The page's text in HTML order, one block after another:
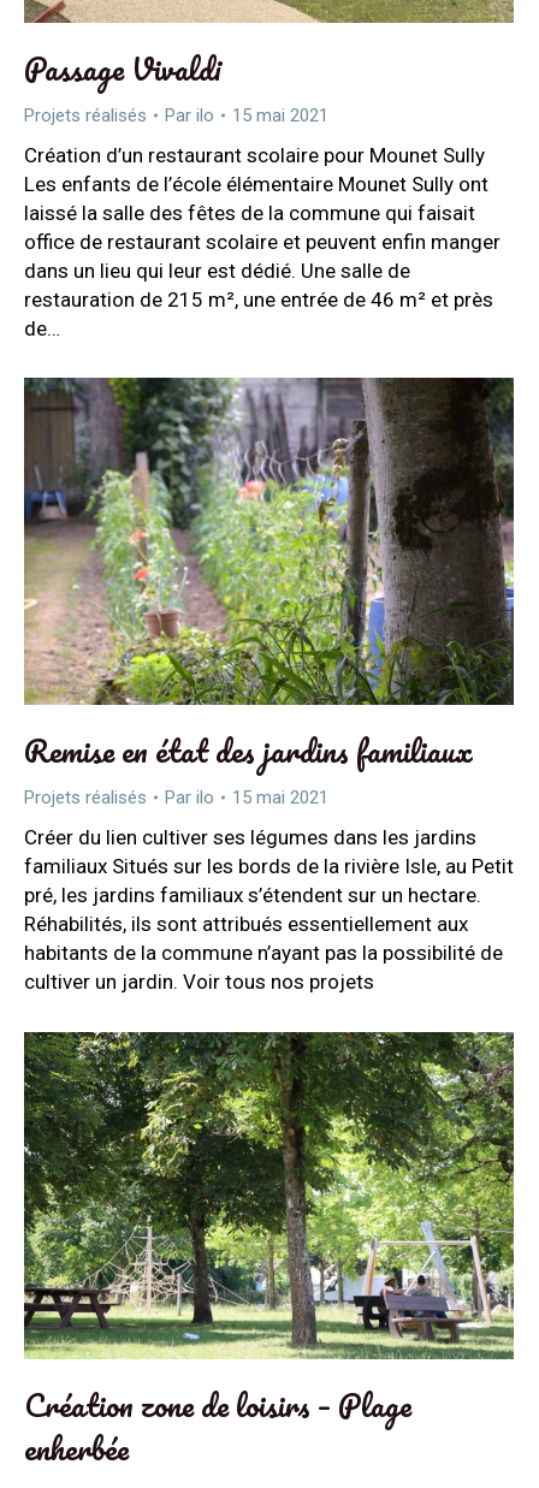
Passage Vivaldi
Projets réalisés Par ilo 15 mai 2021
Création d’un restaurant scolaire pour Mounet Sully
Les enfants de l’école élémentaire Mounet Sully ont
laissé la salle des fêtes de la commune qui faisait
office de restaurant scolaire et peuvent enfin manger
dans un lieu qui leur est dédié. Une salle de
restauration de 215 m², une entrée de 46 m² et près
de…
Remise en état des jardins familiaux
Projets réalisés Par ilo 15 mai 2021
Créer du lien cultiver ses légumes dans les jardins
familiaux Situés sur les bords de la rivière Isle, au Petit
pré, les jardins familiaux s’étendent sur un hectare.
Réhabilités, ils sont attribués essentiellement aux
habitants de la commune n’ayant pas la possibilité de
cultiver un jardin. Voir tous nos projets
Création zone de loisirs – Plage
enherbée